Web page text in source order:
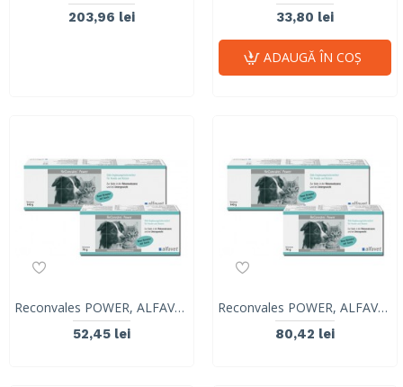
203,96 lei 33,80 lei
ADAUGĂ ÎN COŞ
Reconvales POWER, ALFAVET, pasta 70 g
52,45 lei
Reconvales POWER, ALFAVET pasta 140 g
80,42 lei